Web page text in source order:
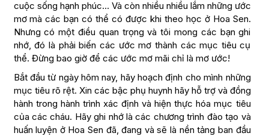
cuộc sống hạnh phúc… Và còn nhiều nhiều lắm những ước
mơ mà các bạn có thể có được khi theo học ở Hoa Sen.
Nhưng có một điều quan trọng và tôi mong các bạn ghi
nhớ, đó là phải biến các ước mơ thành các mục tiêu cụ
thể. Đừng bao giờ để các ước mơ mãi chỉ là mơ ước!
Bắt đầu từ ngày hôm nay, hãy hoạch định cho mình những
mục tiêu rõ rệt. Xin các bậc phụ huynh hãy hỗ trợ và đồng
hành trong hành trình xác định và hiện thực hóa mục tiêu
của các cháu. Hãy ghi nhớ là các chương trình đào tạo và
huấn luyện ở Hoa Sen đã, đang và sẽ là nền tảng ban đầu